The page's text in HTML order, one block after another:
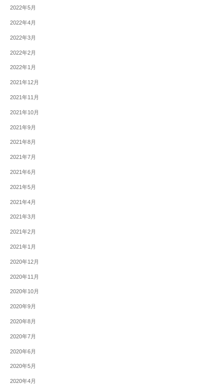
2022年5月
2022年4月
2022年3月
2022年2月
2022年1月
2021年12月
2021年11月
2021年10月
2021年9月
2021年8月
2021年7月
2021年6月
2021年5月
2021年4月
2021年3月
2021年2月
2021年1月
2020年12月
2020年11月
2020年10月
2020年9月
2020年8月
2020年7月
2020年6月
2020年5月
2020年4月